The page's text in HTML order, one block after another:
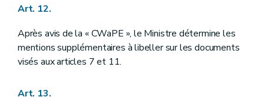
Art. 12.
Après avis de la « CWaPE », le Ministre détermine les
mentions supplémentaires à libeller sur les documents
visés aux articles 7 et 11.
Art. 13.